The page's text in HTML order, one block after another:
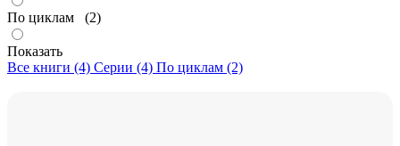
По циклам (2)
Показать
Все книги (4) Серии (4) По циклам (2)